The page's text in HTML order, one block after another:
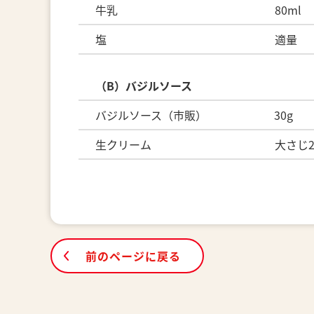
牛乳 80ml
塩 適量
（B）バジルソース
バジルソース（市販） 30g
生クリーム 大さじ2
前のページに戻る